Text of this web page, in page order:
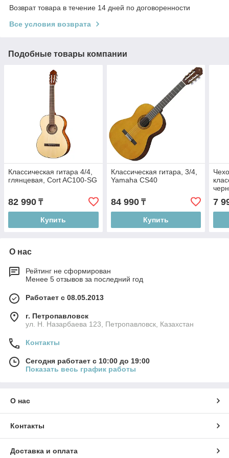
Возврат товара в течение 14 дней по договоренности
Все условия возврата
Подобные товары компании
Классическая гитара 4/4,
глянцевая, Cort AC100-SG
82 990 ₸
Купить
Классическая гитара, 3/4,
Yamaha CS40
84 990₸
Купить
7
О нас
Рейтинг не сформирован
Менее 5 отзывов за последний год
Работает с 08.05.2013
г. Петропавловск
ул. Н. Назарбаева 123, Петропавловск, Казахстан
Контакты
Сегодня работает с 10:00 до 19:00
Показать весь график работы
О нас
Контакты
Доставка и оплата